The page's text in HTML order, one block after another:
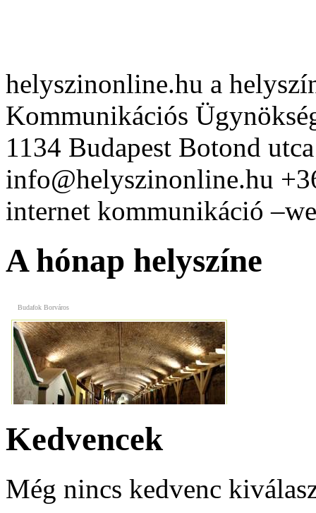
helyszinonline.hu a
Kommunikációs
1134 Budapest Botond
info@helyszinonline.hu
internet kommunikáció
A hónap helyszíne
Premium Apartmanház
Kedvencek
Még nincs kedvenc